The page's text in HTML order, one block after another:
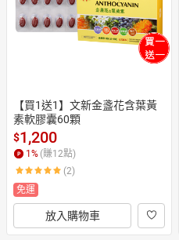
日本購物 電子/紙本書
HOT
【買1送1】文新金盞花含葉黃
素軟膠囊60顆
$1,200
1 % (賺12點)
(2)
免運
放入購物車